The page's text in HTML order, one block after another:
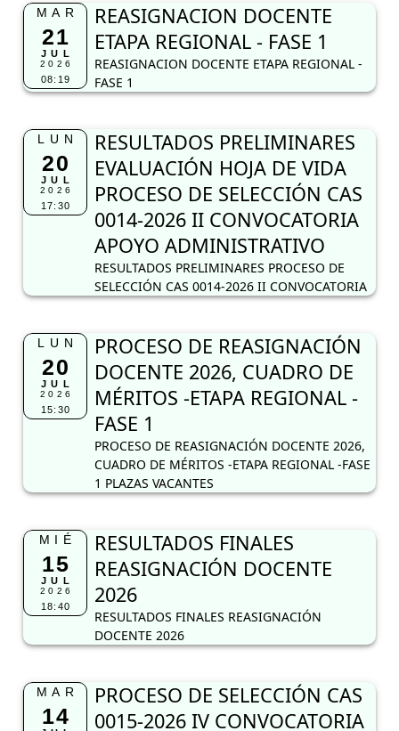
MAR
21
JUL
2026
08:19
REASIGNACION DOCENTE
ETAPA REGIONAL - FASE 1
REASIGNACION DOCENTE ETAPA REGIONAL -
FASE 1
LUN
20
JUL
2026
17:30
RESULTADOS PRELIMINARES
EVALUACIÓN HOJA DE VIDA
PROCESO DE SELECCIÓN CAS
0014-2026 II CONVOCATORIA
APOYO ADMINISTRATIVO
RESULTADOS PRELIMINARES PROCESO DE
SELECCIÓN CAS 0014-2026 II CONVOCATORIA
LUN
20
JUL
2026
15:30
PROCESO DE REASIGNACIÓN
DOCENTE 2026, CUADRO DE
MÉRITOS -ETAPA REGIONAL -
FASE 1
PROCESO DE REASIGNACIÓN DOCENTE 2026,
CUADRO DE MÉRITOS -ETAPA REGIONAL -FASE
1 PLAZAS VACANTES
MIÉ
15
JUL
2026
18:40
RESULTADOS FINALES
REASIGNACIÓN DOCENTE
2026
RESULTADOS FINALES REASIGNACIÓN
DOCENTE 2026
MAR
14
PROCESO DE SELECCIÓN CAS
0015-2026 IV CONVOCATORIA